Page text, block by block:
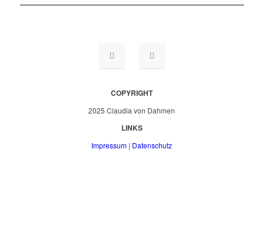
COPYRIGHT
2025 Claudia von Dahmen
LINKS
Impressum | Datenschutz